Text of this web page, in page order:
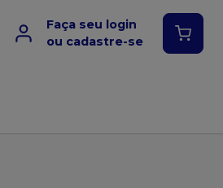
Faça seu login
ou cadastre-se